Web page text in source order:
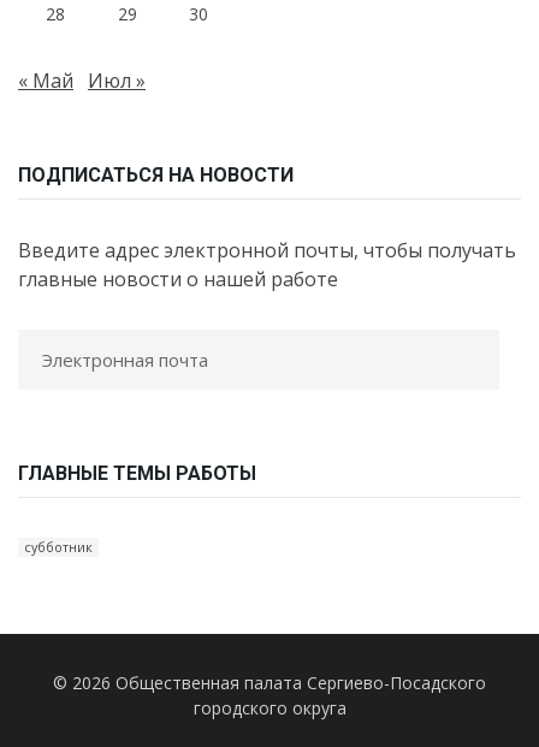
28
29 30
« Май Июл »
ПОДПИСАТЬСЯ НА НОВОСТИ
Введите адрес электронной почты, чтобы получать
главные новости о нашей работе
ГЛАВНЫЕ ТЕМЫ РАБОТЫ
субботник
© 2026 Общественная палата Сергиево-Посадского
городского округа